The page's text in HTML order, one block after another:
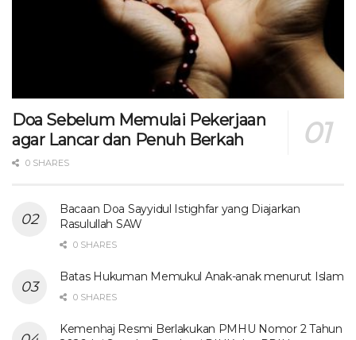
Doa Sebelum Memulai Pekerjaan
agar Lancar dan Penuh Berkah
0 SHARES
Bacaan Doa Sayyidul Istighfar yang Diajarkan
Rasulullah SAW
0 SHARES
Batas Hukuman Memukul Anak-anak menurut Islam
0 SHARES
Kemenhaj Resmi Berlakukan PMHU Nomor 2 Tahun